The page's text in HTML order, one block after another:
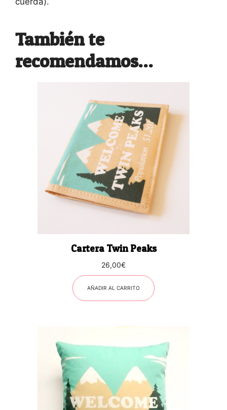
También te
recomendamos…
Cartera Twin Peaks
26,00€
AÑADIR AL CARRITO